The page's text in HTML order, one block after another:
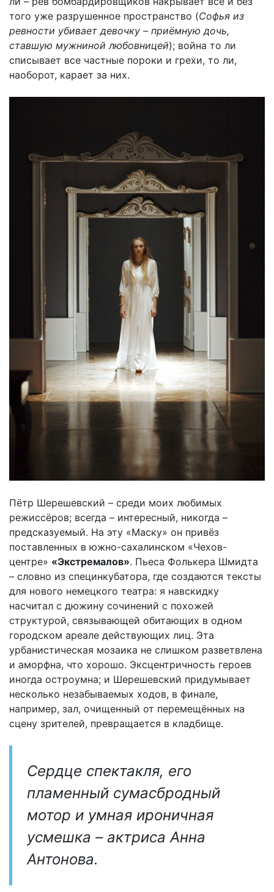
того уже разрушенное пространство (Софья из
ревности убивает девочку – приёмную дочь,
ставшую мужниной любовницей); война то ли
списывает все частные пороки и грехи, то ли,
наоборот, карает за них.
Пётр Шерешевский – среди моих любимых
режиссёров; всегда – интересный, никогда –
предсказуемый. На эту «Маску» он привёз
поставленных в южно-сахалинском «Чехов-
центре» «Экстремалов». Пьеса Фолькера Шмидта
– словно из специнкубатора, где создаются тексты
для нового немецкого театра: я навскидку
насчитал с дюжину сочинений с похожей
структурой, связывающей обитающих в одном
городском ареале действующих лиц. Эта
урбанистическая мозаика не слишком разветвлена
и аморфна, что хорошо. Эксцентричность героев
иногда остроумна; и Шерешевский придумывает
несколько незабываемых ходов, в финале,
например, зал, очищенный от перемещённых на
сцену зрителей, превращается в кладбище.
Cердце спектакля, его
пламенный сумасбродный
мотор и умная ироничная
усмешка – актриса Анна
Антонова.